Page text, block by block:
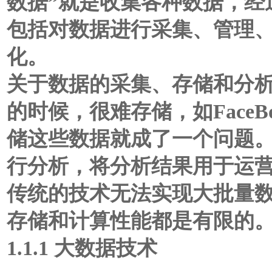
包括对数据进行采集、管理
化。
关于数据的采集、存储和分
的时候，很难存储，如
储这些数据就成了一个问题
行分析，将分析结果用于运
传统的技术无法实现大批量
存储和计算性能都是有限的
1.1.1 大数据技术